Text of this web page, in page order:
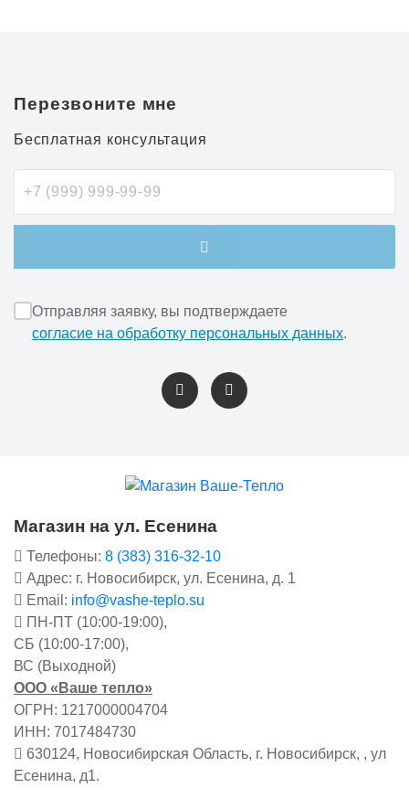
Перезвоните мне
Бесплатная консультация
Отправляя заявку, вы подтверждаете
согласие на обработку персональных данных.
Магазин на ул. Есенина
Телефоны: 8 (383) 316-32-10
Адрес: г. Новосибирск, ул. Есенина, д. 1
Email: info@vashe-teplo.su
ПН-ПТ (10:00-19:00),
СБ (10:00-17:00),
ВС (Выходной)
ООО «Ваше тепло»
ОГРН: 1217000004704
ИНН: 7017484730
630124, Новосибирская Область, г. Новосибирск, , ул
Есенина, д1.